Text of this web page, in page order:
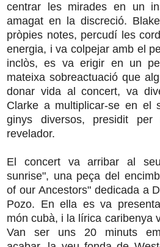
centrar les mirades en un
amagat en la discreció.
pròpies notes, percudí les
energia, i va colpejar amb el
inclòs, es va erigir en un
mateixa sobreactuació que
donar vida al concert, va
Clarke a multiplicar-se en el
ginys diversos, presidit
revelador.
El concert va arribar al
sunrise", una peça del
of our Ancestors" dedicada a
Pozo. En ella es va
món cubà, i la lírica caribenya
Van ser uns 20 minuts